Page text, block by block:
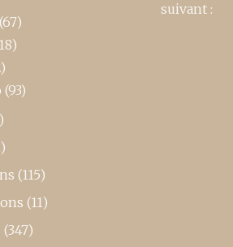
(67)
(93)
(115)
(11)
(347)
suivant :